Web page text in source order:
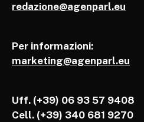
redazione@agenparl.eu
Per informazioni:
marketing@agenparl.eu
Uff. (+39) 06 93 57 9408
Cell. (+39) 340 681 9270